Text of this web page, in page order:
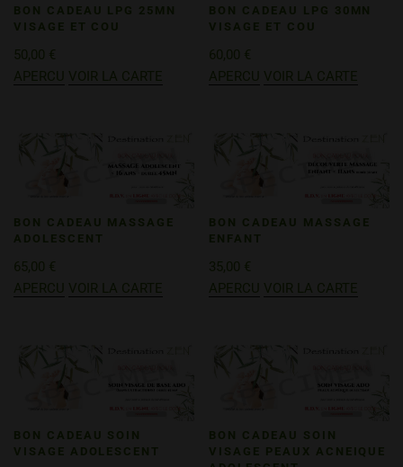
BON CADEAU LPG 25MN
VISAGE ET COU
50,00 €
APERCU VOIR LA CARTE
BON CADEAU LPG 30MN
VISAGE ET COU
60,00 €
APERCU VOIR LA CARTE
BON CADEAU MASSAGE
ADOLESCENT
65,00 €
APERCU VOIR LA CARTE
BON CADEAU MASSAGE
ENFANT
35,00 €
APERCU VOIR LA CARTE
BON CADEAU SOIN
VISAGE ADOLESCENT
BON CADEAU SOIN
VISAGE PEAUX ACNEIQUE